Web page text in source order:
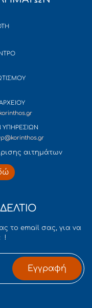
αιτημάτων
το email σας, για να
!
Εγγραφή